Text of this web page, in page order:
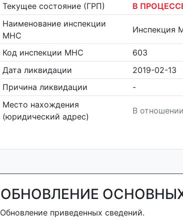
Текущее состояние (ГРП)
В
Наименование инспекции
МНС
Инспекция
Код инспекции МНС
603
Дата ликвидации
2019-02-13
Причина ликвидации
-
Место нахождения
(юридический адрес)
В
ОБНОВЛЕНИЕ
Обновление приведенных сведений.